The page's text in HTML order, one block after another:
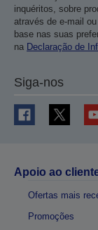
inquéritos, sobre
através de e-mail
base nas suas
na Declaração de
Siga-nos
Apoio ao
Ofertas mais
Promoções